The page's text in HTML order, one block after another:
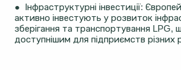
● Інфраструктурні інвестиції:
активно інвестують у розвиток
зберігання та транспортування LPG,
доступнішим для підприємств різних